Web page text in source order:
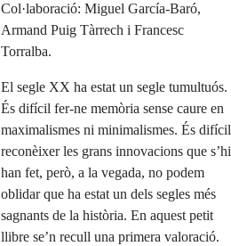
Col·laboració: Miguel García-Baró,
Armand Puig Tàrrech i Francesc
Torralba.
El segle XX ha estat un segle tumultuós.
És difícil fer-ne memòria sense caure en
maximalismes ni minimalismes. És difícil
reconèixer les grans innovacions que s’hi
han fet, però, a la vegada, no podem
oblidar que ha estat un dels segles més
sagnants de la història. En aquest petit
llibre se’n recull una primera valoració.